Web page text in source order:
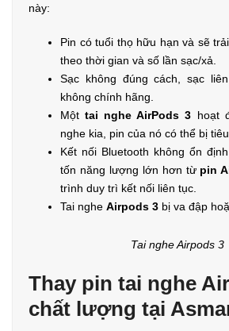
này:
Pin có tuổi thọ hữu hạn và sẽ
theo thời gian và số lần sạc/xả.
Sạc không đúng cách, sạc
không chính hãng.
Một tai nghe AirPods 3 hoạt
nghe kia, pin của nó có thể bị
Kết nối Bluetooth không ổn
tốn năng lượng lớn hơn từ pin
trình duy trì kết nối liên tục.
Tai nghe Airpods 3 bị va đập
Tai nghe Airpods 3
Thay pin tai nghe
chất lượng tại